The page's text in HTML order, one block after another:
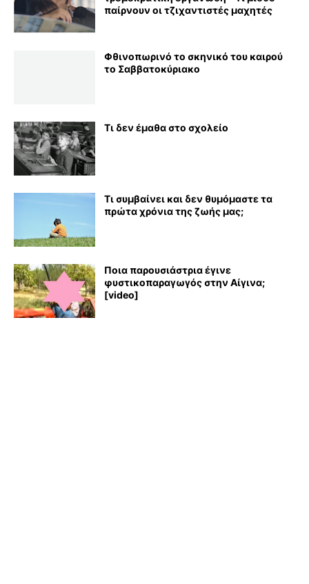
παίρνουν οι τζιχαντιστές μαχητές
Φθινοπωρινό το σκηνικό του καιρού
το Σαββατοκύριακο
Τι δεν έμαθα στο σχολείο
Τι συμβαίνει και δεν θυμόμαστε τα
πρώτα χρόνια της ζωής μας;
Ποια παρουσιάστρια έγινε
φυστικοπαραγωγός στην Αίγινα;
[video]